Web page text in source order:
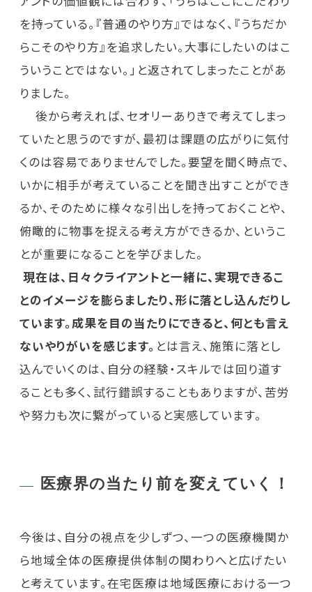
を持っている。『普通のやり方』ではなく、『うちだか
らこそのやり方』を追求したい。大事にしたいのはこ
ういうことではない。」と返されてしまったことがあ
りました。
後から考えれば、セオリーありきで考えてしまっ
ていたと思うのですが、最初は課題の広がりに気付
くのは容易でありませんでした。要望を聞く時点で、
いかに相手が考えていることを聞き出すことができ
るか、そのために様々な引出しを持っておくことや、
俯瞰的に物事を捉える考え方ができるか、というこ
とが重要になることを学びました。
現在は、日々クライアントと一緒に、実現できるこ
とのイメージを膨らましたり、形に落とし込んだりし
ています。成果を目の当たりにできると、何とも言え
ないやりがいを感じます。 とは言え、施策に落とし
込んでいくのは、自分の経験・スキルでは回り道す
ることも多く、試行錯誤することもありますが、苦労
や努力も次に繋がっていると実感しています。
医療界の当たり前を変えていく！
今後は、自分の視点を少しずつ、一つの医療機関か
ら地域全体の医療提供体制の関わりへと広げたい
と考えています。在宅医療は地域医療における一つ